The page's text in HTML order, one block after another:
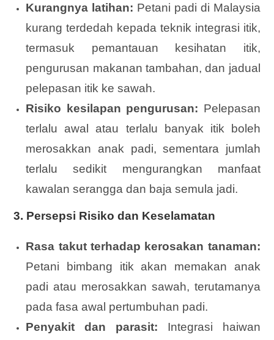
Kurangnya latihan: Petani padi di Malaysia
kurang terdedah kepada teknik integrasi itik,
termasuk pemantauan kesihatan itik,
pengurusan makanan tambahan, dan jadual
pelepasan itik ke sawah.
Risiko kesilapan pengurusan: Pelepasan
terlalu awal atau terlalu banyak itik boleh
merosakkan anak padi, sementara jumlah
terlalu sedikit mengurangkan manfaat
kawalan serangga dan baja semula jadi.
3. Persepsi Risiko dan Keselamatan
Rasa takut terhadap kerosakan tanaman:
Petani bimbang itik akan memakan anak
padi atau merosakkan sawah, terutamanya
pada fasa awal pertumbuhan padi.
Penyakit dan parasit: Integrasi haiwan